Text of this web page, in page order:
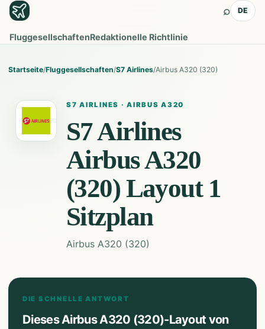
FluggesellschaftenRedaktionelle Richtlinie
⌕ DE
Startseite/Fluggesellschaften/S7 Airlines/Airbus A320 (320)
S7 AIRLINES ·AIRBUS A320
S7 Airlines
Airbus A320
(320) Layout 1
Sitzplan
Airbus A320 (320)
DIE SCHNELLE ANTWORT
Dieses Airbus A320 (320)-Layout von